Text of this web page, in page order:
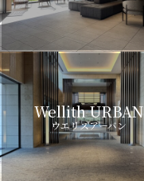
Wellith URBAN
ウエリスアーバン